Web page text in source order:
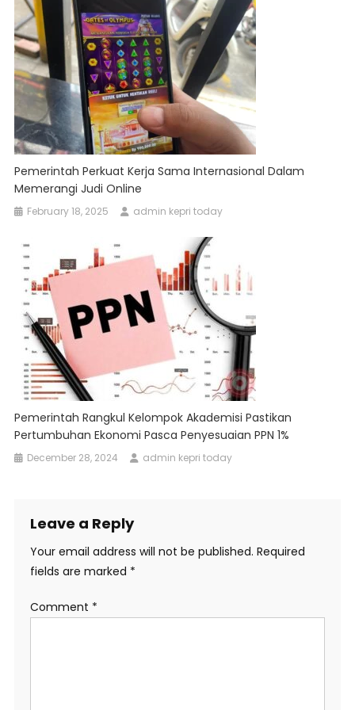
Pemerintah Perkuat Kerja Sama Internasional Dalam
Memerangi Judi Online
February 18, 2025 admin kepri today
Pemerintah Rangkul Kelompok Akademisi Pastikan
Pertumbuhan Ekonomi Pasca Penyesuaian PPN 1%
December 28, 2024 admin kepri today
Leave a Reply
Your email address will not be published. Required
fields are marked *
Comment *